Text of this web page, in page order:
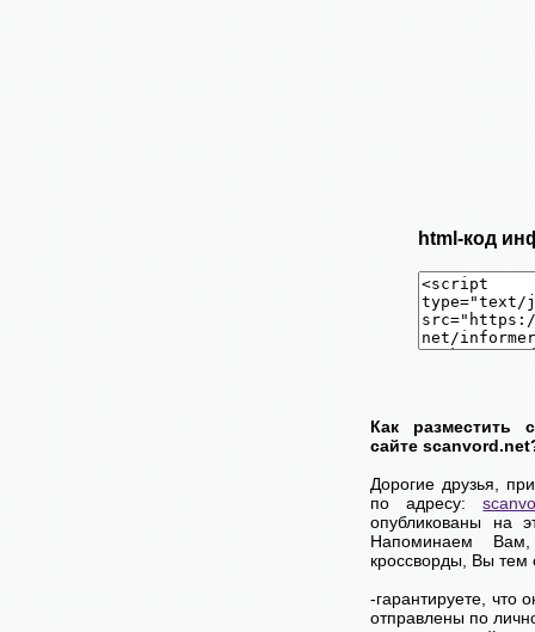
html-код
Как разместить
сайте
Дорогие друзья,
по адресу:
опубликованы на
Напоминаем
кроссворды, Вы
-гарантируете, что
отправлены по